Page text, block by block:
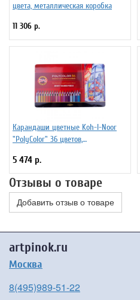
цвета, металлическая коробка
11 306 р.
Карандаши цветные Koh-I-Noor
"PolyColor" 36 цветов,
5 474 р.
Отзывы о товаре
Добавить отзыв о товаре
artpinok.ru
Москва
8(495)989-51-22